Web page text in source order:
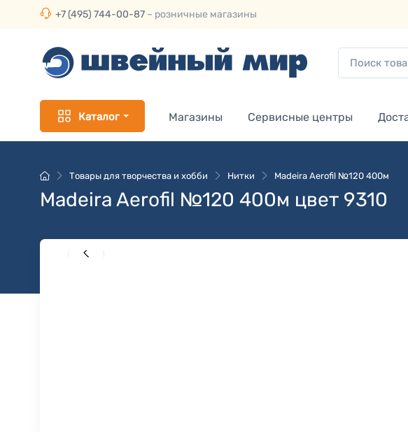
+7 (495) 744-00-87 – розничные магазины
Каталог Магазины Сервисные центры
Товары для творчества и хобби Нитки Madeira Aerofil №120 400м
Madeira Aerofil №120 400м цвет 9310